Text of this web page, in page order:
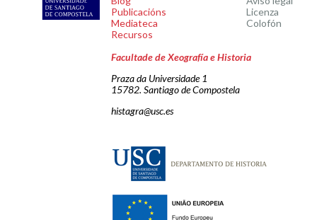
Publicacións
Mediateca
Recursos
Licenza
Colofón
Facultade de Xeografía e Historia
Praza da Universidade 1
15782. Santiago de Compostela
histagra@usc.es